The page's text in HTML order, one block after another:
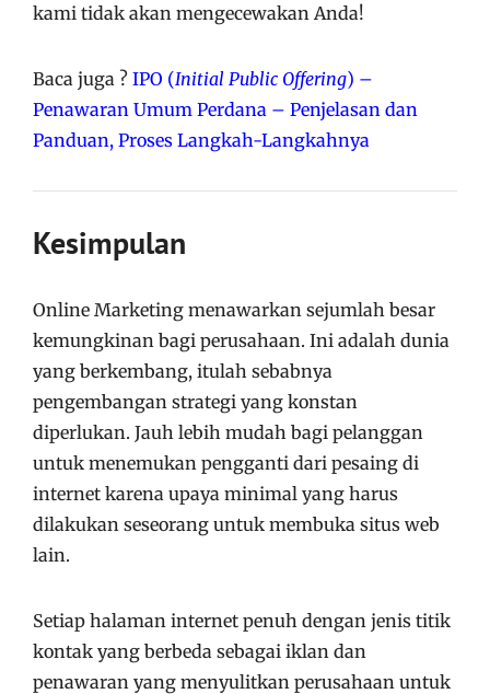
kami tidak akan mengecewakan Anda!
Baca juga ? IPO (Initial Public Offering) –
Penawaran Umum Perdana – Penjelasan dan
Panduan, Proses Langkah-Langkahnya
Kesimpulan
Online Marketing menawarkan sejumlah besar
kemungkinan bagi perusahaan. Ini adalah dunia
yang berkembang, itulah sebabnya
pengembangan strategi yang konstan
diperlukan. Jauh lebih mudah bagi pelanggan
untuk menemukan pengganti dari pesaing di
internet karena upaya minimal yang harus
dilakukan seseorang untuk membuka situs web
lain.
Setiap halaman internet penuh dengan jenis titik
kontak yang berbeda sebagai iklan dan
penawaran yang menyulitkan perusahaan untuk